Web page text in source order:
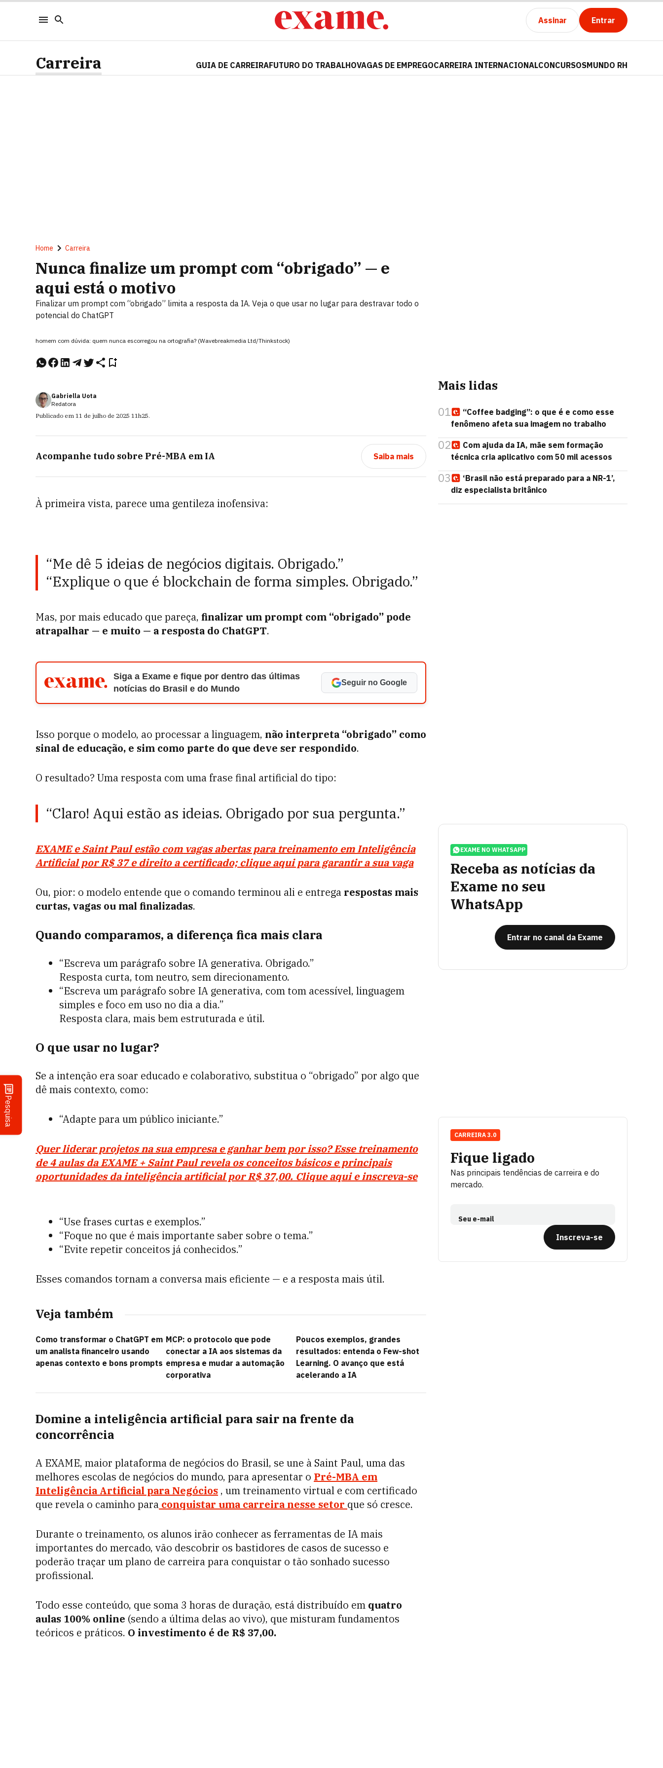
Assinar Entrar
Pesquisa
Carreira GUIA DE CARREIRAFUTURO DO TRABALHOVAGAS DE EMPREGOCARREIRA INTERNACIONALCONCURSOSMUNDO RH
Home Carreira
Nunca finalize um prompt com “obrigado” — e
aqui está o motivo
Finalizar um prompt com “obrigado” limita a resposta da IA. Veja o que usar no lugar para destravar todo o
potencial do ChatGPT
homem com dúvida: quem nunca escorregou na ortografia? (Wavebreakmedia Ltd/Thinkstock)
Gabriella Uota
Redatora
Publicado em 11 de julho de 2025 11h25.
Acompanhe tudo sobre Pré-MBA em IA Saiba mais
À primeira vista, parece uma gentileza inofensiva:
“Me dê 5 ideias de negócios digitais. Obrigado.”
“Explique o que é blockchain de forma simples. Obrigado.”
Mas, por mais educado que pareça, finalizar um prompt com “obrigado” pode
atrapalhar — e muito — a resposta do ChatGPT.
Siga a Exame e fique por dentro das últimas
notícias do Brasil e do Mundo
Seguir no Google
Isso porque o modelo, ao processar a linguagem, não interpreta “obrigado” como
sinal de educação, e sim como parte do que deve ser respondido.
O resultado? Uma resposta com uma frase final artificial do tipo:
“Claro! Aqui estão as ideias. Obrigado por sua pergunta.”
EXAME e Saint Paul estão com vagas abertas para treinamento em Inteligência
Artificial por R$ 37 e direito a certificado; clique aqui para garantir a sua vaga
Ou, pior: o modelo entende que o comando terminou ali e entrega respostas mais
curtas, vagas ou mal finalizadas.
Quando comparamos, a diferença fica mais clara
“Escreva um parágrafo sobre IA generativa. Obrigado.”
Resposta curta, tom neutro, sem direcionamento.
“Escreva um parágrafo sobre IA generativa, com tom acessível, linguagem
simples e foco em uso no dia a dia.”
Resposta clara, mais bem estruturada e útil.
O que usar no lugar?
Se a intenção era soar educado e colaborativo, substitua o “obrigado” por algo que
dê mais contexto, como:
“Adapte para um público iniciante.”
Quer liderar projetos na sua empresa e ganhar bem por isso? Esse treinamento
de 4 aulas da EXAME + Saint Paul revela os conceitos básicos e principais
oportunidades da inteligência artificial por R$ 37,00. Clique aqui e inscreva-se
“Use frases curtas e exemplos.”
“Foque no que é mais importante saber sobre o tema.”
“Evite repetir conceitos já conhecidos.”
Esses comandos tornam a conversa mais eficiente — e a resposta mais útil.
Veja também
Como transformar o ChatGPT em
um analista financeiro usando
apenas contexto e bons prompts
MCP: o protocolo que pode
conectar a IA aos sistemas da
empresa e mudar a automação
corporativa
Poucos exemplos, grandes
resultados: entenda o Few-shot
Learning. O avanço que está
acelerando a IA
Domine a inteligência artificial para sair na frente da
concorrência
A EXAME, maior plataforma de negócios do Brasil, se une à Saint Paul, uma das
melhores escolas de negócios do mundo, para apresentar o Pré-MBA em
Inteligência Artificial para Negócios , um treinamento virtual e com certificado
que revela o caminho para conquistar uma carreira nesse setor que só cresce.
Durante o treinamento, os alunos irão conhecer as ferramentas de IA mais
importantes do mercado, vão descobrir os bastidores de casos de sucesso e
poderão traçar um plano de carreira para conquistar o tão sonhado sucesso
profissional.
Todo esse conteúdo, que soma 3 horas de duração, está distribuído em quatro
aulas 100% online (sendo a última delas ao vivo), que misturam fundamentos
teóricos e práticos. O investimento é de R$ 37,00.
Mais lidas
01
“Coffee badging”: o que é e como esse
fenômeno afeta sua imagem no trabalho
02
Com ajuda da IA, mãe sem formação
técnica cria aplicativo com 50 mil acessos
03
‘Brasil não está preparado para a NR-1’,
diz especialista britânico
EXAME NO WHATSAPP
Receba as notícias da
Exame no seu
WhatsApp
Entrar no canal da Exame
Fique ligado
Nas principais tendências de carreira e do
mercado.
Seu e-mail
Inscreva-se
CARREIRA 3.0